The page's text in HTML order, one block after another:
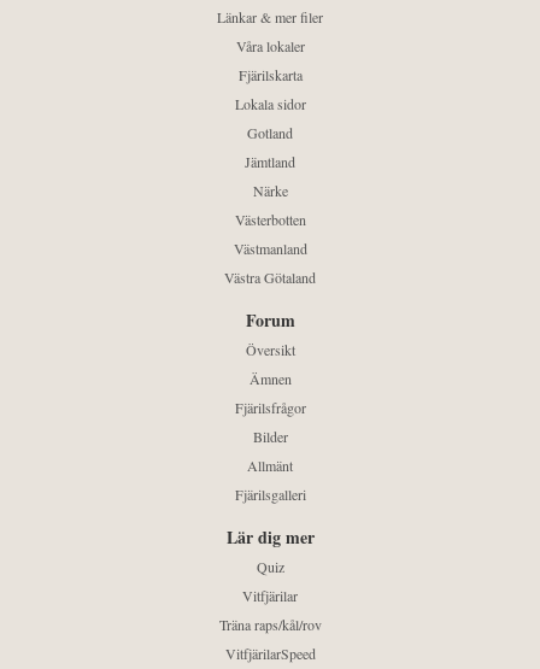
Länkar & mer filer
Våra lokaler
Fjärilskarta
Lokala sidor
Gotland
Jämtland
Närke
Västerbotten
Västmanland
Västra Götaland
Forum
Översikt
Ämnen
Fjärilsfrågor
Bilder
Allmänt
Fjärilsgalleri
Lär dig mer
Quiz
Vitfjärilar
Träna raps/kål/rov
VitfjärilarSpeed